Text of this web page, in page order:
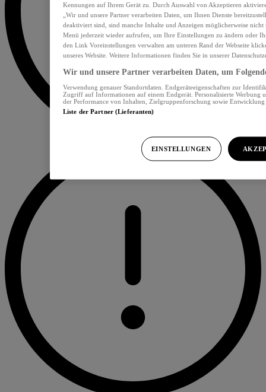
Kennungen auf Ihrem Gerät zu. Durch Auswahl von Akzeptieren
„Wir und unsere Partner verarbeiten Daten, um Ihnen Dienste
deaktiviert sind, sind manche Inhalte und Anzeigen möglicherweise nicht
Menü jederzeit wieder aufrufen, um Ihre Einstellungen zu ändern oder
den Link Voreinstellungen verwalten am unteren Rand der Webseite
unseres Website. Weitere Informationen finden Sie in unserer
Wir und unsere Partner verarbeiten Daten, um
Verwendung genauer Standortdaten. Endgeräteeigenschaften zur
Zugriff auf Informationen auf einem Endgerät. Personalisierte Werbung
der Performance von Inhalten, Zielgruppenforschung sowie
Liste der Partner (Lieferanten)
EINSTELLUNGEN